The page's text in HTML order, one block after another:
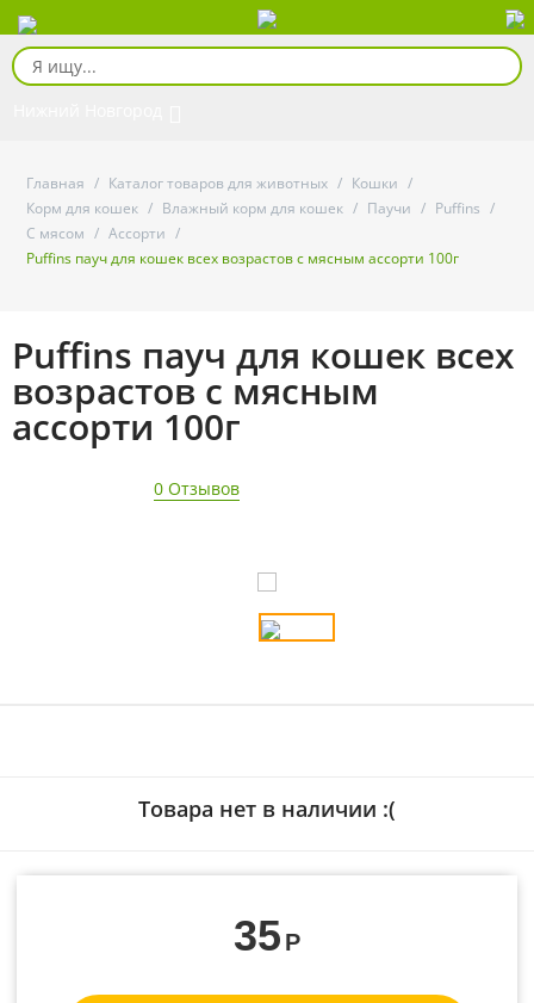
Главная / Каталог товаров для животных / Кошки /
Корм для кошек / Влажный корм для кошек / Паучи / Puffins /
С мясом / Ассорти /
Puffins пауч для кошек всех возрастов с мясным ассорти 100г
Puffins пауч для кошек всех
возрастов с мясным
ассорти 100г
0 Отзывов
Товара нет в наличии :(
35 Р